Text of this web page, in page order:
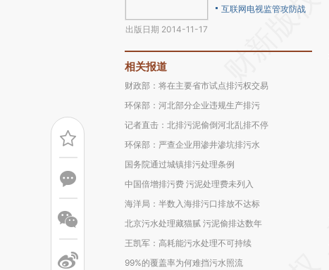
出版日期 2014-11-17
互联网电视监管攻防战
相关报道
财政部：将在主要省市试点排污权交易
环保部：河北部分企业违规生产排污
记者直击：北排污泥偷倒河北乱排不停
环保部：严查企业用渗井渗坑排污水
国务院通过城镇排污处理条例
中国倍增排污费 污泥处理费未列入
海洋局：半数入海排污口排放不达标
北京污水处理藏猫腻 污泥偷排达数年
王凯军：高耗能污水处理不可持续
99%的覆盖率为何难挡污水照流